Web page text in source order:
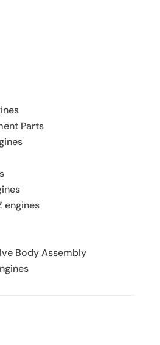
Parts
engines
Body Assembly